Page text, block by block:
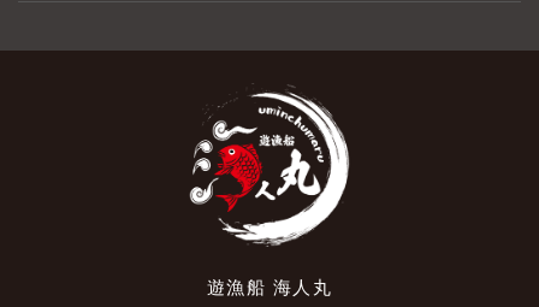
遊漁船 海人丸